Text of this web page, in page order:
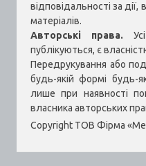
відповідальності за дії,
матеріалів.
Авторські права.
публікуються, є
Передрукування або
будь-якій формі будь-
лише при наявності
власника авторських
Copyright ТОВ Фірма